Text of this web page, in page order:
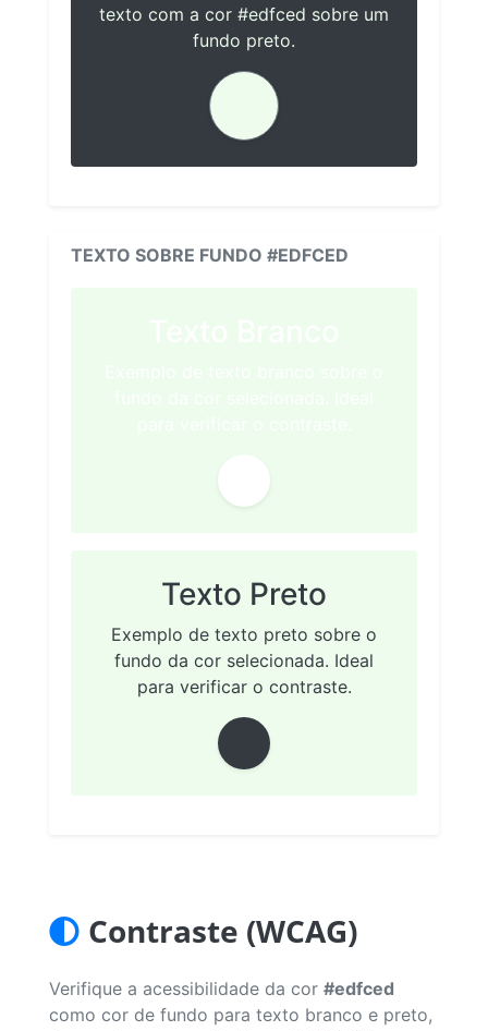
texto com a cor #edfced sobre um
fundo preto.
TEXTO SOBRE FUNDO #EDFCED
Texto Preto
Exemplo de texto preto sobre o
fundo da cor selecionada. Ideal
para verificar o contraste.
Contraste (WCAG)
Verifique a acessibilidade da cor #edfced
como cor de fundo para texto branco e preto,